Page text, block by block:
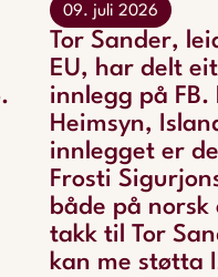
09. juli 2026
Tor Sander,
EU, har delt
innlegg på
Heimsyn,
innlegget er
Frosti
både på
takk til Tor
kan me støtta